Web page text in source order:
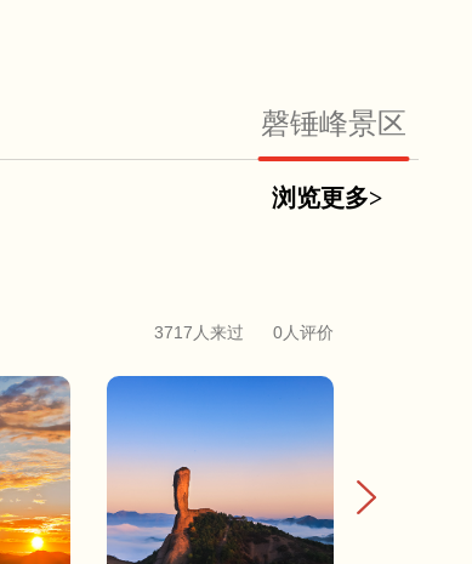
磬锤峰景区
浏览更多>
3717人来过 0人评价